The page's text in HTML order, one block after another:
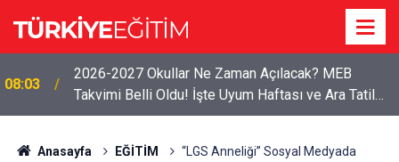
08:03
2026-2027 Okullar Ne Zaman Açılacak? MEB
Takvimi Belli Oldu! İşte Uyum Haftası ve Ara Tatil
Tarihleri
Anasayfa EĞİTİM
“LGS Anneliği” Sosyal Medyada